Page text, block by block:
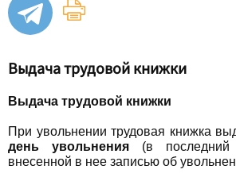
Выдача трудовой книжки
Выдача трудовой книжки
При увольнении трудовая книжка
день увольнения (в
внесенной в нее записью об